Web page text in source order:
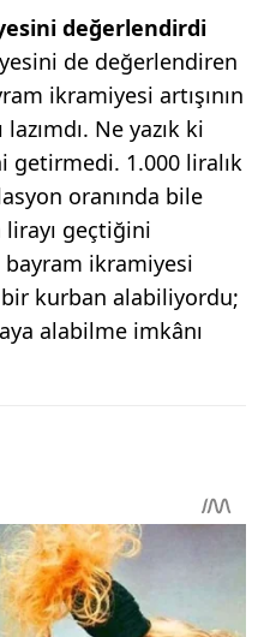
değerlendirdi
de değerlendiren
ikramiyesi artışının
Ne yazık ki
getirmedi. 1.000 liralık
oranında bile
lirayı geçtiğini
ikramiyesi
bir kurban alabiliyordu;
alabilme imkânı